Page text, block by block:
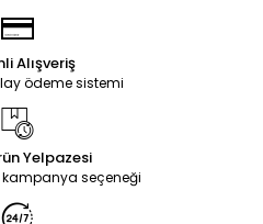
Alışveriş
ödeme sistemi
Yelpazesi
kampanya seçeneği